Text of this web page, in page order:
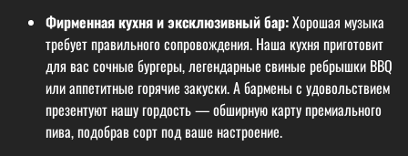
Фирменная кухня и эксклюзивный бар:Хорошая музыка
требует правильного сопровождения. Наша кухня приготовит
для вас сочные бургеры, легендарные свиные ребрышки BBQ
или аппетитные горячие закуски. А бармены с удовольствием
презентуют нашу гордость — обширную карту премиального
пива, подобрав сорт под ваше настроение.